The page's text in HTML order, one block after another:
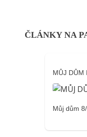
ČLÁNKY NA
MŮJ DŮM
Můj dům